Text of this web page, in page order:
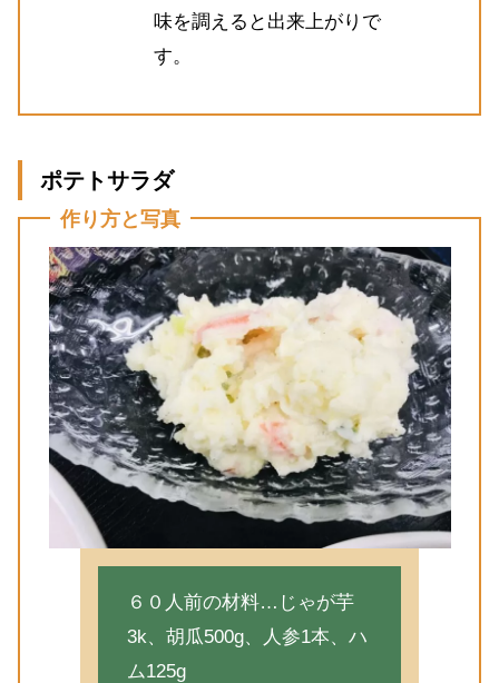
味を調えると出来上がりで
す。
ポテトサラダ
作り方と写真
６０人前の材料…じゃが芋
3k、胡瓜500g、人参1本、ハ
ム125g